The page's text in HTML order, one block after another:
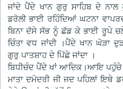
ਜਾਂਦੇ ਪੈਂਦੇ ਖਾਨ ਗੁਰੁ ਸਾਹਿਬ ਦੇ ਨਾਲ
ਡਰੋਲੀ ਭਾਈ ਰਹਿੰਦਿਆਂ ਘਟਨਾ
ਬਿਨਾ ਦੱਸੇ ਸੱਭ ਨੂੰ ਛੱਡ ਕੇ ਭਾਈ ਰੂਪੇ
ਚਿੰਤਾ ਵਧ ਜਾਂਦੀ ।ਪੈਂਦੇ ਖਾਨ ਘੋੜਾ
ਗੁਰੁ ਪਾਤਸ਼ਾਹ ਦੇ ਪਿੱਛੇ ਜਾਂਦਾ ।
ਬਿਧੀਚੰਦ ਪੈਂਦੇ ਖਾਂ ਆਦਿਕ।ਆਇ ਪਹੁੰਚੇ
ਮਾਤਾ ਦਮੋਦਰੀ ਜੀ ਜਦ ਪਹਿਲਾਂ ਇਥੇ